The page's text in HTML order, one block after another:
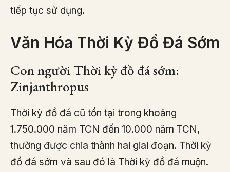
tiếp tục sử dụng.
Văn Hóa Thời Kỳ Đồ Đá Sớm
Con người Thời kỳ đồ đá sớm:
Zinjanthropus
Thời kỳ đồ đá cũ tồn tại trong khoảng
1.750.000 năm TCN đến 10.000 năm TCN,
thường được chia thành hai giai đoạn. Thời kỳ
đồ đá sớm và sau đó là Thời kỳ đồ đá muộn.